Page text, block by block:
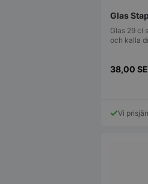
Glas
Glas 29 cl
och kalla
38,00
Vi